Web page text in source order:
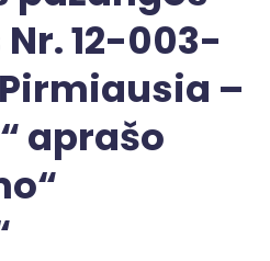
12-003-
–
aprašo